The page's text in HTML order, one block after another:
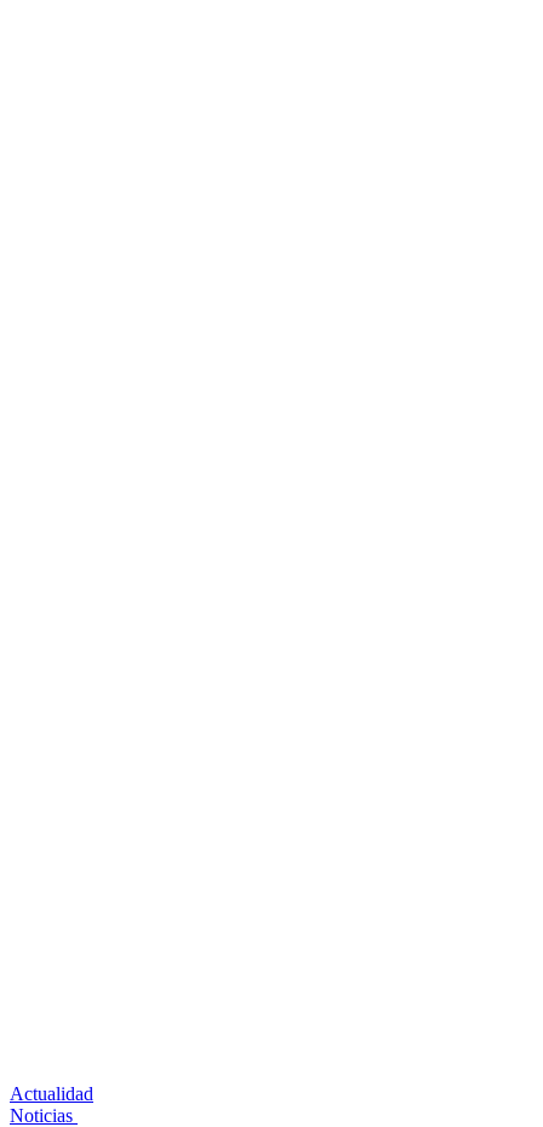
Actualidad
Noticias